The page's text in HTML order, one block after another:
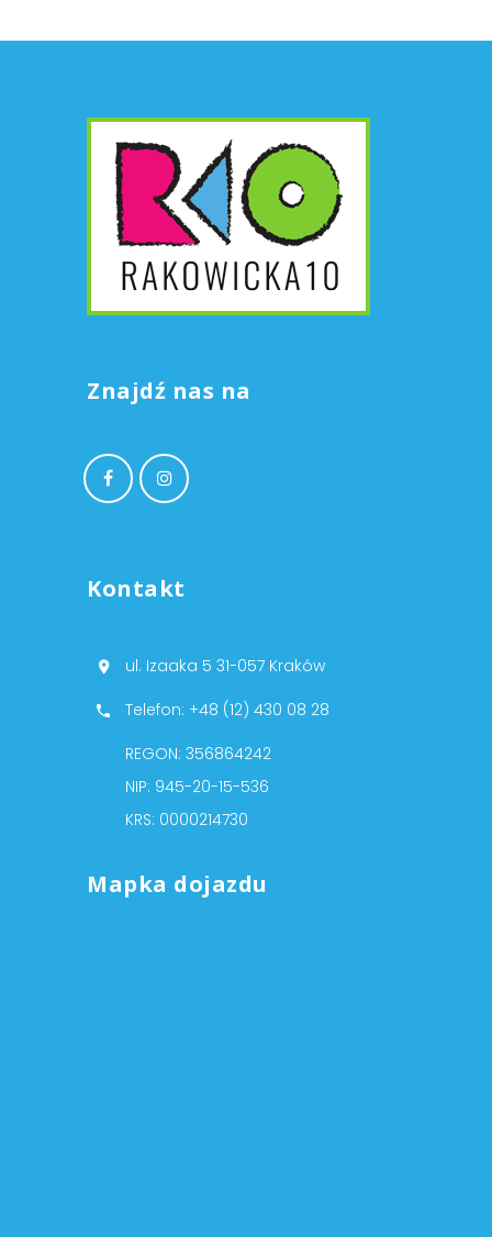
Znajdź nas na
Kontakt
ul. Izaaka 5 31-057 Kraków
Telefon: +48 (12) 430 08 28
REGON: 356864242
NIP: 945-20-15-536
KRS: 0000214730
Mapka dojazdu